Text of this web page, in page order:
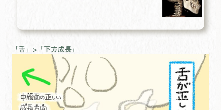
「舌」>「下方成長」